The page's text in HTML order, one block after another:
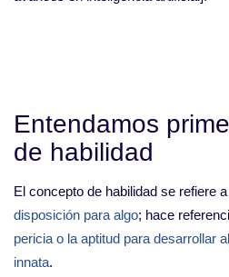
Entendamos
de habilidad
El concepto de habilidad se refiere
disposición para algo; hace
pericia o la aptitud para desarrollar
innata.